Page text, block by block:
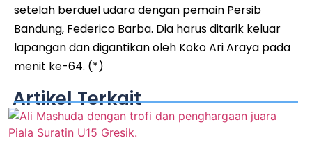
setelah berduel udara dengan pemain Persib
Bandung, Federico Barba. Dia harus ditarik keluar
lapangan dan digantikan oleh Koko Ari Araya pada
menit ke-64. (*)
Artikel Terkait